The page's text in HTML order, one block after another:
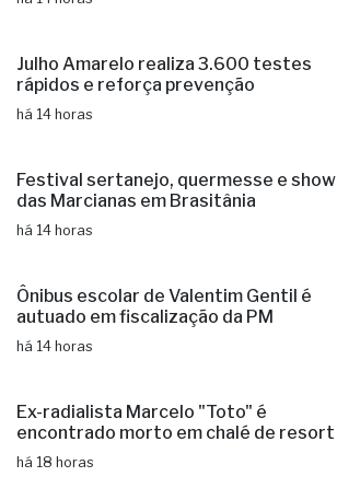
Julho Amarelo realiza 3.600 testes
rápidos e reforça prevenção
há 14 horas
Festival sertanejo, quermesse e show
das Marcianas em Brasitânia
há 14 horas
Ônibus escolar de Valentim Gentil é
autuado em fiscalização da PM
há 14 horas
Ex-radialista Marcelo "Toto" é
encontrado morto em chalé de resort
há 18 horas